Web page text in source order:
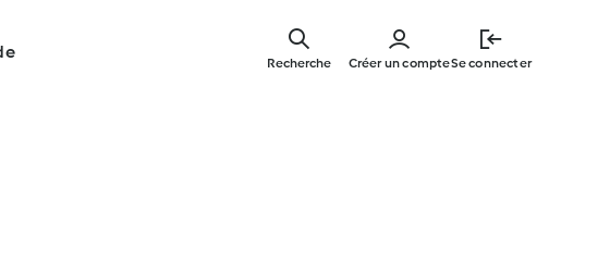
main
Créer un compteSe connecter
Recherche